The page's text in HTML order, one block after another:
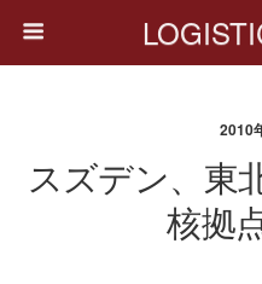
2010
スズデン、東
核拠